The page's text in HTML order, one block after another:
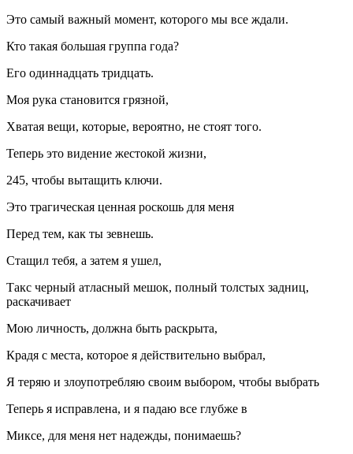
Это самый важный момент, которого мы все ждали.
Кто такая большая группа года?
Его одиннадцать тридцать.
Моя рука становится грязной,
Хватая вещи, которые, вероятно, не стоят того.
Теперь это видение жестокой жизни,
245, чтобы вытащить ключи.
Это трагическая ценная роскошь для меня
Перед тем, как ты зевнешь.
Стащил тебя, а затем я ушел,
Такс черный атласный мешок, полный толстых задниц,
раскачивает
Мою личность, должна быть раскрыта,
Крадя с места, которое я действительно выбрал,
Я теряю и злоупотребляю своим выбором, чтобы выбрать
Теперь я исправлена, и я падаю все глубже в
Миксе, для меня нет надежды, понимаешь?